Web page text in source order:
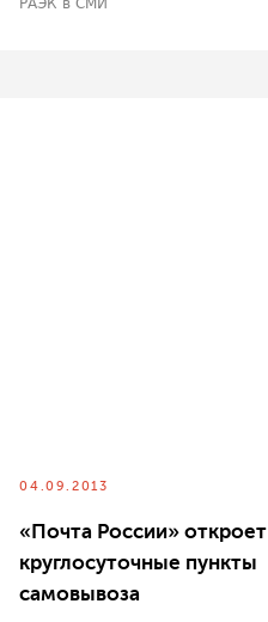
РАЭК в СМИ
04.09.2013
«Почта России» откроет
круглосуточные пункты
самовывоза